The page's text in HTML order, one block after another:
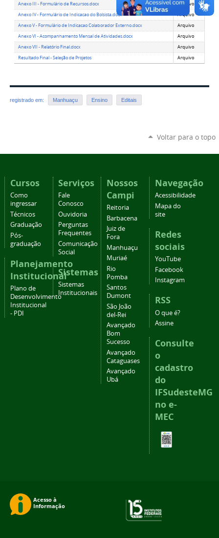
Anexo III - Formulário de Recursos.docx
Arquivo
Anexo IV - Formulário de Indicacao do Bolsista.docx
Arquivo
Anexo V - Formulário de Indicacao Colaborador Externo.docx
Arquivo
Anexo VI - Acompanhamento Mensal de Atividades.docx
Arquivo
Anexo VII - Relatório Final.docx
Arquivo
Resultado Final - Seleção de Projetos
Arquivo
registrado em: Manhuaçu Ensino Editais
Voltar para o topo
Cursos
Como
ingressar
Técnicos
Graduação
Pós-
graduação
Planejamento
Institucional
Plano de
Desenvolvimento
Institucional
- PDI
Serviços
Fale
Conosco
Ouvidoria
Perguntas
Frequentes
Comunicação
Social
Sistemas
Sistemas
Institucionais
Nossos
Campi
Reitoria
Barbacena
Juiz de
Fora
Manhuaçu
Muriaé
Rio
Pomba
Santos
Dumont
São João
del-Rei
Avançado
Bom
Sucesso
Avançado
Cataguases
Avançado
Ubá
Navegação
Acessibilidade
Mapa do
site
Redes
sociais
YouTube
Facebook
Instagram
RSS
O que é?
Assine
Consulte
o
cadastro
do
IFSudesteMG
no e-
MEC